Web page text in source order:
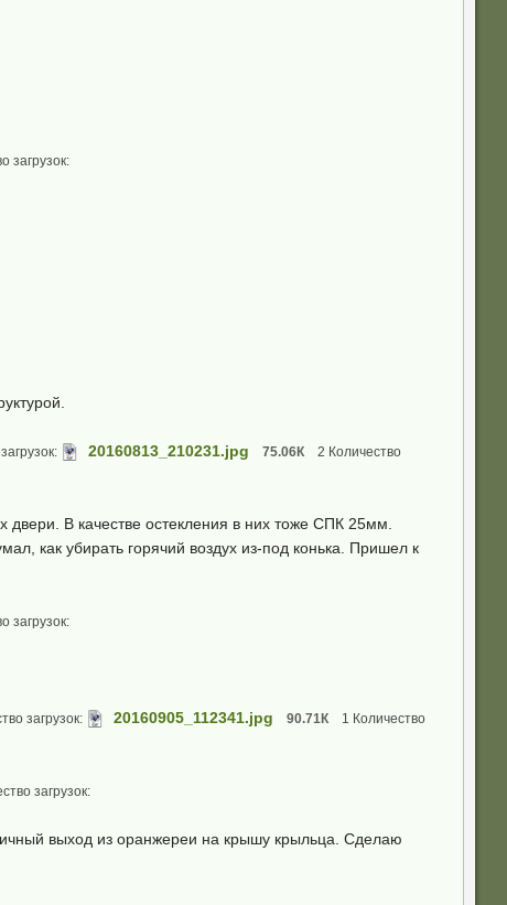
загрузок:
20160813_210231.jpg 75.06К
2 Количество
В качестве остекления в них тоже СПК 25мм.
как убирать горячий воздух из-под конька. Пришел к
загрузок:
загрузок: 20160905_112341.jpg 90.71К
1 Количество
загрузок:
выход из оранжереи на крышу крыльца. Сделаю